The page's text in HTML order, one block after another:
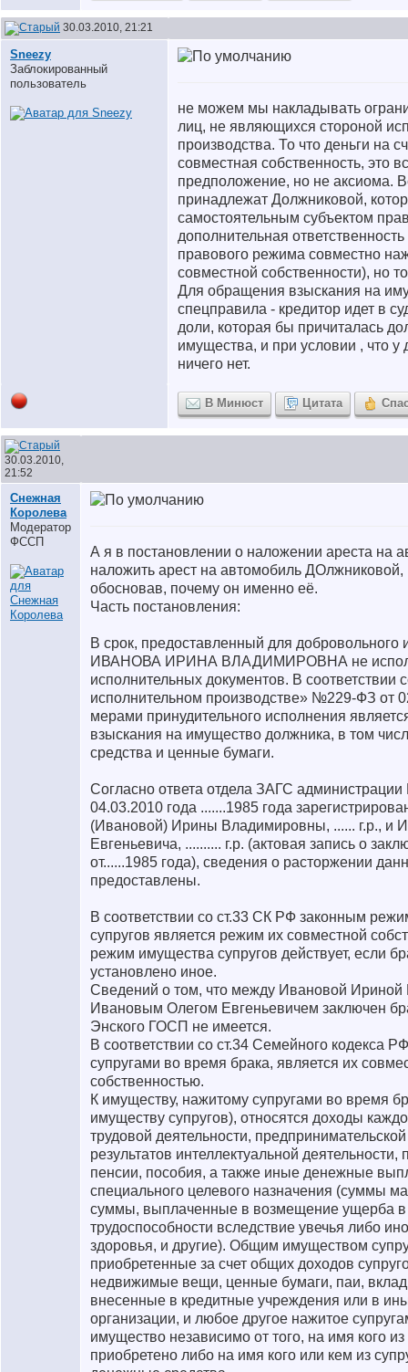
30.03.2010, 21:21
Sneezy
Заблокированный
пользователь
не можем мы накладывать
лиц, не являющихся стороной
производства. То что деньги на
совместная собственность, это
предположение, но не аксиома.
принадлежат Должниковой,
самостоятельным субъектом
дополнительная
правового режима совместно
совместной собственности), но
Для обращения взыскания на
спецправила - кредитор идет в
доли, которая бы причиталась
имущества, и при условии , что
ничего нет.
В Минюст Цитата
30.03.2010,
21:52
Снежная
Королева
Модератор
ФССП
А я в постановлении о наложении ареста на
наложить арест на автомобиль ДОлжниковой,
обосновав, почему он именно её.
Часть постановления:
В срок, предоставленный для добровольного
ИВАНОВА ИРИНА ВЛАДИМИРОВНА не
исполнительных документов. В соответствии
исполнительном производстве» №229-ФЗ от
мерами принудительного исполнения
взыскания на имущество должника, в том
средства и ценные бумаги.
Согласно ответа отдела ЗАГС администрации
04.03.2010 года .......1985 года
(Ивановой) Ирины Владимировны, ...... г.р., и
Евгеньевича, .......... г.р. (актовая запись о
от......1985 года), сведения о расторжении
предоставлены.
В соответствии со ст.33 СК РФ законным
супругов является режим их совместной
режим имущества супругов действует, если
установлено иное.
Сведений о том, что между Ивановой
Ивановым Олегом Евгеньевичем заключен
Энского ГОСП не имеется.
В соответствии со ст.34 Семейного кодекса
супругами во время брака, является их
собственностью.
К имуществу, нажитому супругами во время
имуществу супругов), относятся доходы
трудовой деятельности,
результатов интеллектуальной
пенсии, пособия, а также иные денежные
специального целевого назначения (суммы
суммы, выплаченные в возмещение ущерба в
трудоспособности вследствие увечья либо
здоровья, и другие). Общим имуществом
приобретенные за счет общих доходов
недвижимые вещи, ценные бумаги, паи,
внесенные в кредитные учреждения или в
организации, и любое другое нажитое
имущество независимо от того, на имя кого из
приобретено либо на имя кого или кем из